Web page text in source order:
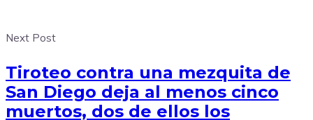
Next Post
Tiroteo contra una mezquita de
San Diego deja al menos cinco
muertos, dos de ellos los